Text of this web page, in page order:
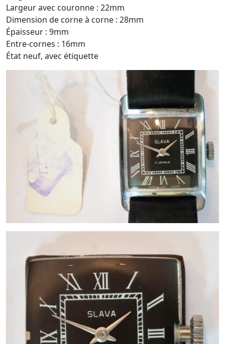
Largeur avec couronne : 22mm
Dimension de corne à corne : 28mm
Épaisseur : 9mm
Entre-cornes : 16mm
État neuf, avec étiquette